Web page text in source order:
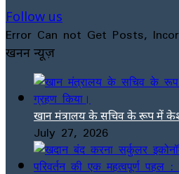
Follow us
Error Can not Get Posts,
खनन न्यूज़
खान मंत्रालय के सचिव के रूप में
July 27, 2026